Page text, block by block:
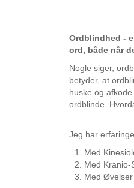
Ordblindhed -
ord, både når
Nogle siger,
betyder, at
huske og
ordblinde.
Jeg har
Med
Med Kranio-
Med Øvelser